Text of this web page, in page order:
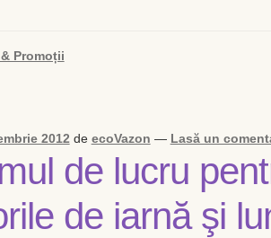
Promoții
2012 de ecoVazon — Lasă un
de lucru
de iarnă şi